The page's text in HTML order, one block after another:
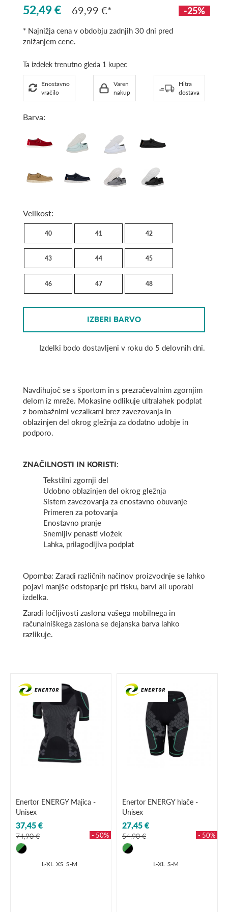
52,49 € 69,99 € -25%
* Najnižja cena v obdobju zadnjih 30 dni pred
znižanjem cene.
Ta izdelek trenutno gleda 1 kupec
Enostavno
vračilo
Varen
nakup
Hitra
dostava
Barva:
Dark
Red
Skyline
White
Black
/
Tan
/
Navy Grey
Black/
White
Velikost:
40 41 42
43 44 45
46 47 48
IZBERI BARVO
Izdelki bodo dostavljeni v roku do 5 delovnih dni.
Navdihujoč se s športom in s prezračevalnim zgornjim
delom iz mreže. Mokasine odlikuje ultralahek podplat
z bombažnimi vezalkami brez zavezovanja in
oblazinjen del okrog gležnja za dodatno udobje in
podporo.
ZNAČILNOSTI IN KORISTI:
Tekstilni zgornji del
Udobno oblazinjen del okrog gležnja
Sistem zavezovanja za enostavno obuvanje
Primeren za potovanja
Enostavno pranje
Snemljiv penasti vložek
Lahka, prilagodljiva podplat
Opomba: Zaradi različnih načinov proizvodnje se lahko
pojavi manjše odstopanje pri tisku, barvi ali uporabi
izdelka.
Zaradi ločljivosti zaslona vašega mobilnega in
računalniškega zaslona se dejanska barva lahko
razlikuje.
Enertor ENERGY Majica -
Unisex
37,45 €
74,90 € - 50%
L-XL XS S-M
Enertor ENERGY hlače -
Unisex
27,45 €
54,90 € - 50%
L-XL S-M